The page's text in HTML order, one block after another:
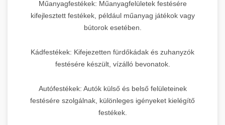
Műanyagfestékek: Műanyagfelületek festésére
kifejlesztett festékek, például műanyag játékok vagy
bútorok esetében.
Kádfestékek: Kifejezetten fürdőkádak és zuhanyzók
festésére készült, vízálló bevonatok.
Autófestékek: Autók külső és belső felületeinek
festésére szolgálnak, különleges igényeket kielégítő
festékek.